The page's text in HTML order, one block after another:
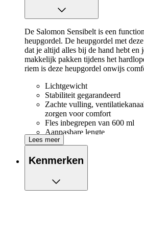
De Salomon Sensibelt is een
heupgordel. De heupgordel met
dat je altijd alles bij de hand hebt en
makkelijk pakken tijdens het
riem is deze heupgordel onwijs
Lichtgewicht
Stabiliteit gegarandeerd
Zachte vulling,
zorgen voor comfort
Fles inbegrepen van 600 ml
Aanpasbare lengte
Lees meer
Kenmerken